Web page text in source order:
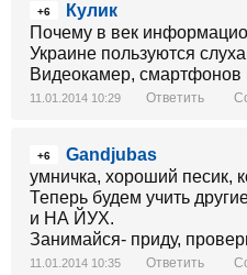
+6
Кулик
Почему в век
Украине пользуются
Видеокамер, смартфонов
11.01.2014 10:29 Ответить
+6
Gandjubas
умничка, хороший песик,
Теперь будем учить
и НА ЙУХ.
Занимайся- приду,
11.01.2014 10:35 Ответить